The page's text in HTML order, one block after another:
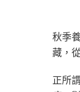
秋季
藏，
正所